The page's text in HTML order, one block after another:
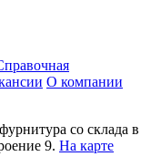
О компании
со склада в
9. На карте